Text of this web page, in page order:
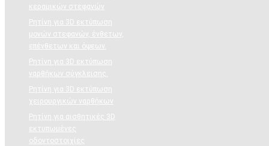
κεραμικών στεφανών
Ρητίνη για 3D εκτύπωση
μονών στεφανών, ένθετων,
επένθετων και όψεων.
Ρητίνη για 3D εκτύπωση
ναρθήκων σύγκλεισης.
Ρητίνη για 3D εκτύπωση
χειρουργικών ναρθήκων
Ρητίνη για αισθητικές 3D
εκτυπωμένες
οδοντοστοιχίες